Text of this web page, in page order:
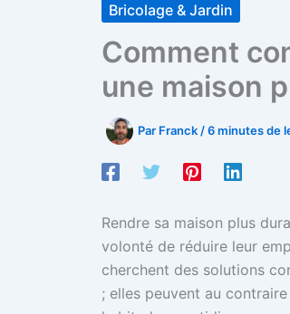
Bricolage & Jardin
Comment
une maison
Par Franck /6 minutes de
Rendre sa maison plus
volonté de réduire leur
cherchent des solutions
; elles peuvent au